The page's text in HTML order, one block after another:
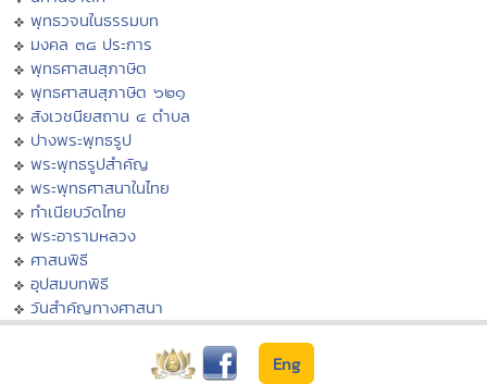
พุทธวจนในธรรมบท
มงคล ๓๘ ประการ
พุทธศาสนสุภาษิต
พุทธศาสนสุภาษิต ๖๒๑
สังเวชนียสถาน ๔ ตำบล
ปางพระพุทธรูป
พระพุทธรูปสำคัญ
พระพุทธศาสนาในไทย
ทำเนียบวัดไทย
พระอารามหลวง
ศาสนพิธี
อุปสมบทพิธี
วันสำคัญทางศาสนา
Eng